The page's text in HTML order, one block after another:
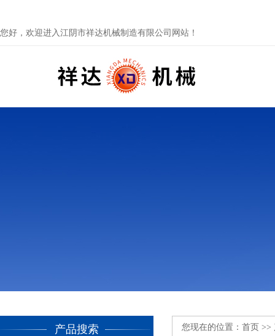
您好，欢迎进入江阴市祥达机械制造有限公司网站！
产品搜索 您现在的位置： 首页 >>